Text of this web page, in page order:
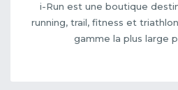
i-Run est une boutique
running, trail, fitness et
gamme la plus large